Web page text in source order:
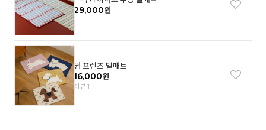
29,000원
웜 프렌즈 발매트
16,000원
리뷰 1